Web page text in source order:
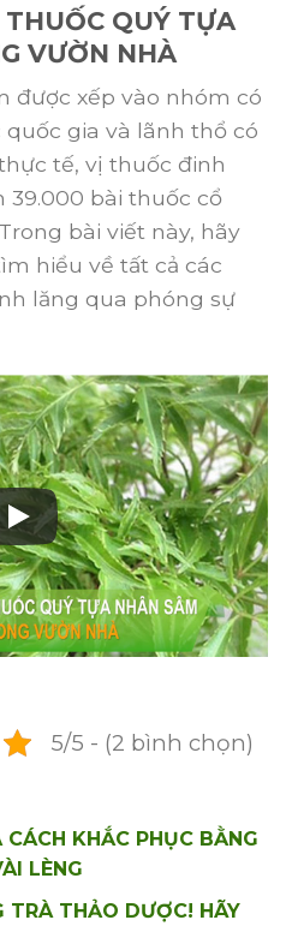
QUÝ TỰA
VƯỜN NHÀ
được xếp vào nhóm có
gia và lãnh thổ có
tế, vị thuốc đinh
39.000 bài thuốc cổ
bài viết này, hãy
hiểu về tất cả các
lăng qua phóng sự
5/5 - (2 bình chọn)
KHẮC PHỤC BẰNG
LÈNG
TRÀ THẢO DƯỢC! HÃY